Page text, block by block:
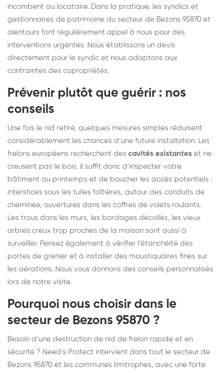
incombent au locataire. Dans la pratique, les syndics et
gestionnaires de patrimoine du secteur de Bezons 95870 et
alentours font régulièrement appel à nous pour des
interventions urgentes. Nous établissons un devis
directement pour le syndic et nous adaptons aux
contraintes des copropriétés.
Prévenir plutôt que guérir : nos
conseils
Une fois le nid retiré, quelques mesures simples réduisent
considérablement les chances d’une future installation. Les
frelons européens recherchent des cavités existantes et ne
creusent pas le bois. Il suffit donc d’inspecter votre
bâtiment au printemps et de boucher les accès potentiels :
interstices sous les tuiles faîtières, autour des conduits de
cheminée, ouvertures dans les coffres de volets roulants.
Les trous dans les murs, les bardages décollés, les vieux
arbres creux trop proches de la maison sont aussi à
surveiller. Pensez également à vérifier l’étanchéité des
portes de grenier et à installer des moustiquaires fines sur
les aérations. Nous vous donnons des conseils personnalisés
lors de notre visite.
Pourquoi nous choisir dans le
secteur de Bezons 95870 ?
Besoin d’une destruction de nid de frelon rapide et en
sécurité ? Need’s Protect intervient dans tout le secteur de
Bezons 95870 et les communes limitrophes, avec une forte